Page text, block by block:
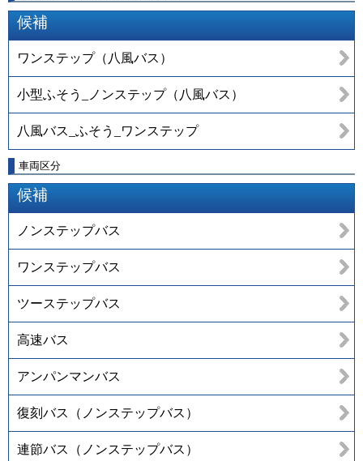
候補
ワンステップ（八風バス）
小型ふそう_ノンステップ（八風バス）
八風バス_ふそう_ワンステップ
車両区分
候補
ノンステップバス
ワンステップバス
ツーステップバス
高速バス
アンパンマンバス
復刻バス（ノンステップバス）
連節バス（ノンステップバス）